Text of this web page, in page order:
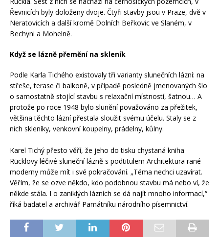
Řevnicích byly doloženy dvoje. Čtyři stavby jsou v Praze, dvě v
Neratovicích a další kromě Dolních Beřkovic ve Slaném, v
Bechyni a Mohelně.
Když se lázně přemění na skleník
Podle Karla Tichého existovaly tři varianty slunečních lázní: na
střeše, terase či balkoně, v případě posledně jmenovaných šlo
o samostatně stojící stavbu s relaxační místností, šatnou… A
protože po roce 1948 bylo slunění považováno za přežitek,
většina těchto lázní přestala sloužit svému účelu. Staly se z
nich skleníky, venkovní koupelny, prádelny, kůlny.
Karel Tichý přesto věří, že jeho do tisku chystaná kniha
Rücklovy léčivé sluneční lázně s podtitulem Architektura rané
moderny může mít i své pokračování. „Téma nechci uzavírat.
Věřím, že se ozve někdo, kdo podobnou stavbu má nebo ví, že
někde stála. I o zaniklých lázních se dá najít mnoho informací,“
říká badatel a archivář Památníku národního písemnictví.